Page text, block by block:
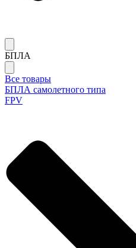
БПЛА
Все товары
БПЛА самолетного типа
FPV